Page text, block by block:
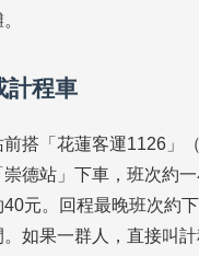
計程車
搭「花蓮客運1126」
崇德站」下車，班次約
元。回程最晚班次約下
如果一群人，直接叫